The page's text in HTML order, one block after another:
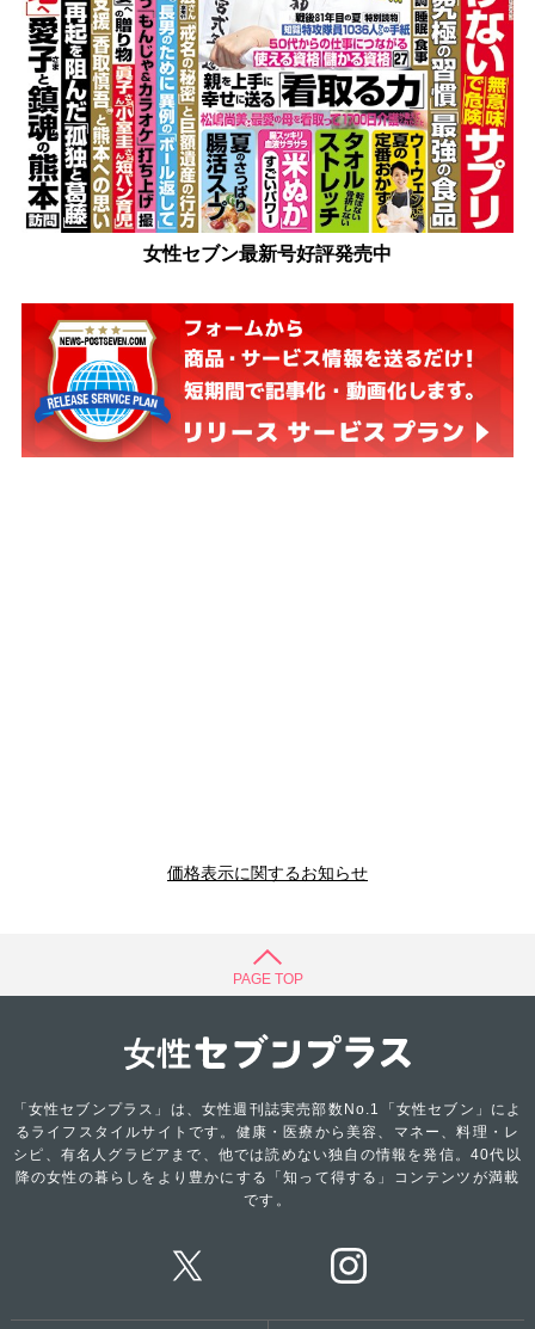
女性セブン最新号好評発売中
価格表示に関するお知らせ
PAGE TOP
「女性セブンプラス」は、女性週刊誌実売部数No.1「女性セブン」によ
るライフスタイルサイトです。健康・医療から美容、マネー、料理・レ
シピ、有名人グラビアまで、他では読めない独自の情報を発信。40代以
降の女性の暮らしをより豊かにする「知って得する」コンテンツが満載
です。